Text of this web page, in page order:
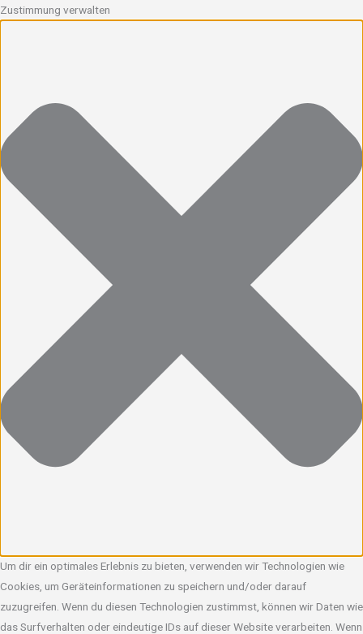
Zustimmung verwalten
Um dir ein optimales Erlebnis zu bieten, verwenden wir Technologien wie
Cookies, um Geräteinformationen zu speichern und/oder darauf
zuzugreifen. Wenn du diesen Technologien zustimmst, können wir Daten wie
das Surfverhalten oder eindeutige IDs auf dieser Website verarbeiten. Wenn